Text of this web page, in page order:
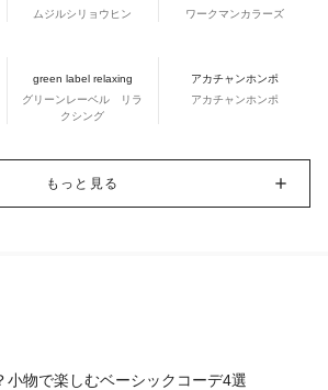
ムジルシリョウヒン
ワークマンカラーズ
green label relaxing
グリーンレーベル リラ
クシング
アカチャンホンポ
アカチャンホンポ
もっと見る
小物で楽しむベーシックコーデ4選